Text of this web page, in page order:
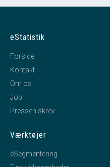
eStatistik
Forside
Kontakt
Om os
Job
Pressen skrev
Værktøjer
eSegmentering